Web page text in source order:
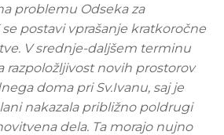
problemu Odseka za
postavi vprašanje kratkoročne
V srednje-daljšem terminu
razpoložljivost novih prostorov
doma pri Sv.Ivanu, saj je
nakazala približno poldrugi
dela. Ta morajo nujno